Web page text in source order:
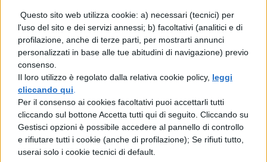
Questo sito web utilizza cookie: a) necessari (tecnici) per
l'uso del sito e dei servizi annessi; b) facoltativi (analitici e di
profilazione, anche di terze parti, per mostrarti annunci
personalizzati in base alle tue abitudini di navigazione) previo
consenso.
Il loro utilizzo è regolato dalla relativa cookie policy, leggi
cliccando qui
Per il consenso ai cookies facoltativi puoi accettarli tutti
cliccando sul bottone Accetta tutti qui di seguito. Cliccando su
Gestisci opzioni è possibile accedere al pannello di controllo
e rifiutare tutti i cookie (anche di profilazione); Se rifiuti tutto,
userai solo i cookie tecnici di default.
interpretata da Maria Callas, disco
passato alla storia.
Maria Callas Offstage. Ritratti
dall’Archivio Publifoto Intesa Sanpaolo.
Una mostra fotografica, che verrà
inaugurata il 17 dicembre, allestita con
una selezione di fotografie di Maria
Callas su ingrandimenti scenografici.